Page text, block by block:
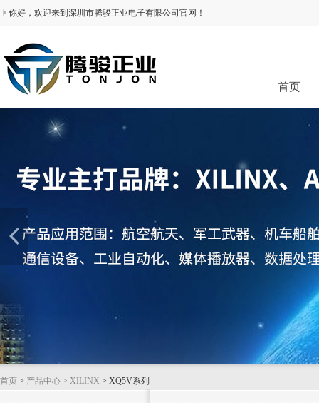
你好，欢迎来到深圳市腾骏正业电子有限公司官网！
首页
首页 > 产品中心 > XILINX > XQ5V系列